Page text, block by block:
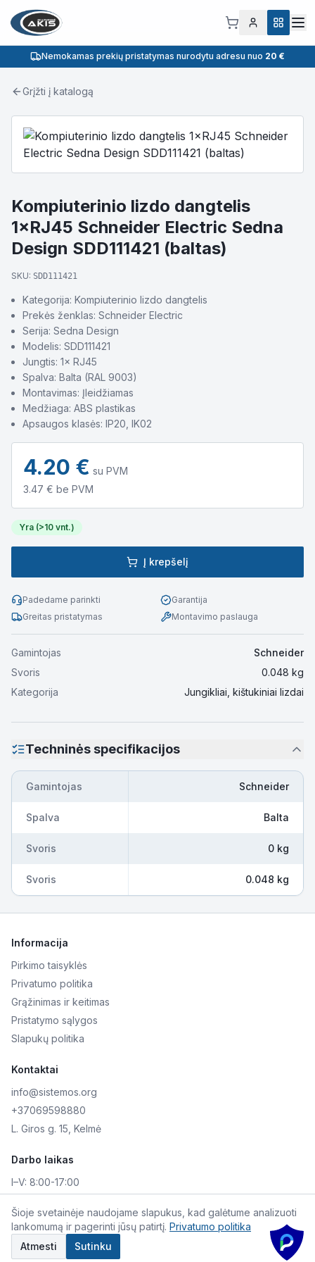
Nemokamas prekių pristatymas nurodytu adresu nuo 20 €
Grįžti į katalogą
Kompiuterinio lizdo dangtelis
1×RJ45 Schneider Electric Sedna
Design SDD111421 (baltas)
SKU: SDD111421
Kategorija: Kompiuterinio lizdo dangtelis
Prekės ženklas: Schneider Electric
Serija: Sedna Design
Modelis: SDD111421
Jungtis: 1× RJ45
Spalva: Balta (RAL 9003)
Montavimas: Įleidžiamas
Medžiaga: ABS plastikas
Apsaugos klasės: IP20, IK02
4.20 € su PVM
3.47 € be PVM
Yra (>10 vnt.)
Į krepšelį
Padedame parinkti
Garantija
Greitas pristatymas
Montavimo paslauga
Gamintojas
Schneider
Svoris
0.048 kg
Kategorija
Jungikliai, kištukiniai lizdai
Techninės specifikacijos
Gamintojas Schneider
Spalva Balta
Svoris 0 kg
Svoris 0.048 kg
Informacija
Pirkimo taisyklės
Privatumo politika
Grąžinimas ir keitimas
Pristatymo sąlygos
Slapukų politika
Kontaktai
info@sistemos.org
+37069598880
L. Giros g. 15, Kelmė
Darbo laikas
I–V: 8:00-17:00
© 2026 Skaitmeninė AKIS. Visos teisės saugomos.
Šioje svetainėje naudojame slapukus, kad galėtume analizuoti
lankomumą ir pagerinti jūsų patirtį. Privatumo politika
Atmesti
Sutinku